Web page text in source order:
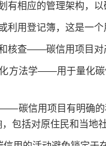
相应的管理架构，以
用登记簿，这是一个
核查——碳信用项目对
方法学——用于量化
碳信用项目有明确的
包括对原住民和当地